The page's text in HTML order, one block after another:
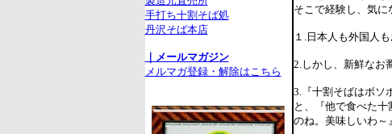
手打ち十割そば処
丹沢そば本店
｜メールマガジン
メルマガ登録・解除はこちら
そこで経験し、気に
１.日本人も外国人
2.しかし、新鮮なお
3.『十割そばはボソ
と、『他で食べた
のね。美味しいわ～